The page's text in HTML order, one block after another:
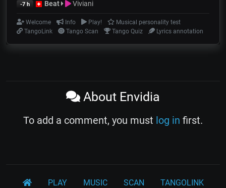
-7 h Beat Viviani
Welcome Info Play!
Musical personality test
TangoLink
Tango Scan Tango Quiz Lyrics annotation
About Envidia
To add a comment, you must log in first.
PLAY MUSIC SCAN TANGOLINK